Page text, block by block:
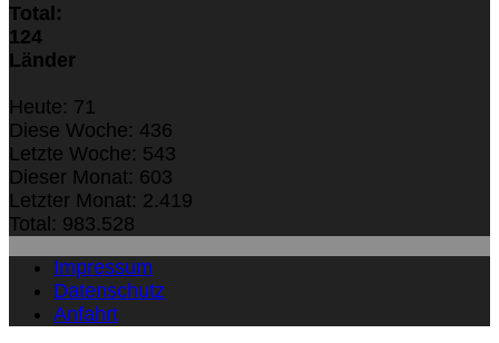
Total:
124
Länder
Heute: 71
Diese Woche: 436
Letzte Woche: 543
Dieser Monat: 603
Letzter Monat: 2.419
Total: 983.528
Impressum
Datenschutz
Anfahrt